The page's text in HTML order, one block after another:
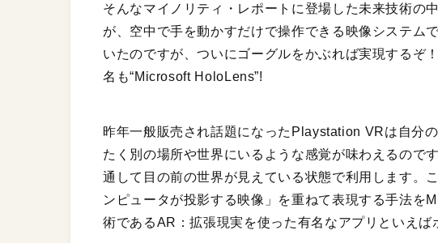
そんなマイノリティ・レポートに登場した未来技術の
が、空中で手を動かすだけで操作できる映像システム
いたのですが、ついにゴーグルをかぶれば実現するぞ
名も“Microsoft HoloLens”!
昨年一般販売され話題になったPlaystation VRは自分
たく別の場所や世界にいるような感覚が味わえるので
通して目の前の世界が見えている状態で利用します。
ンピュータが投影する映像」を重ねて表現する手法を
術であるAR：拡張現実を使った有名なアプリといえば